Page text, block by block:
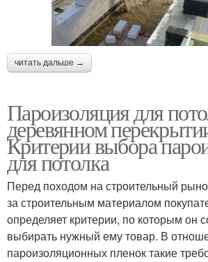
читать дальше →
Пароизоляция для
деревянном
Критерии выбора
для потолка
Перед походом на строительный
за строительным материалом
определяет критерии, по которым он
выбирать нужный ему товар. В
пароизоляционных пленок такие